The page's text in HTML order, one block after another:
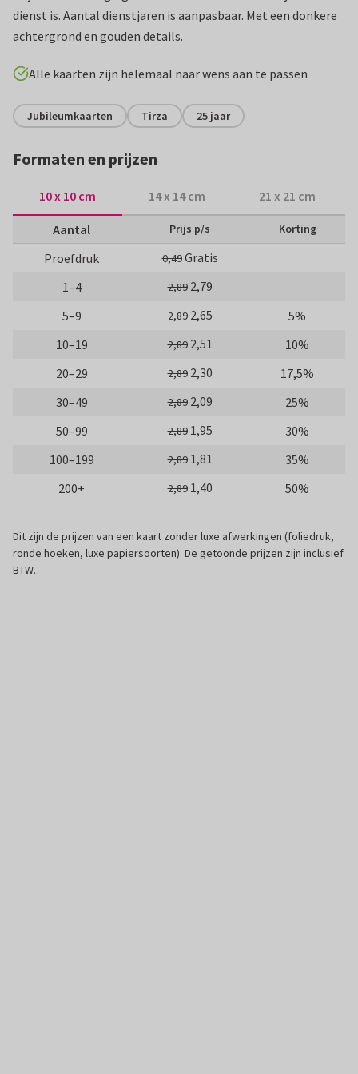
dienst is. Aantal dienstjaren is aanpasbaar. Met een donkere
achtergrond en gouden details.
Alle kaarten zijn helemaal naar wens aan te passen
Jubileumkaarten Tirza 25 jaar
Formaten en prijzen
10 x 10 cm 14 x 14 cm 21 x 21 cm
Aantal Prijs p/s Korting
Proefdruk 0,49Gratis
1–4
2,89 2,79
5–9
2,89 2,65
5%
10–19
2,89 2,51
10%
20–29
2,89 2,30
17,5%
30–49
2,89 2,09
25%
50–99
2,89 1,95
30%
100–199
2,89 1,81
35%
200+
2,89 1,40 50%
Dit zijn de prijzen van een kaart zonder luxe afwerkingen (foliedruk,
ronde hoeken, luxe papiersoorten). De getoonde prijzen zijn inclusief
BTW.